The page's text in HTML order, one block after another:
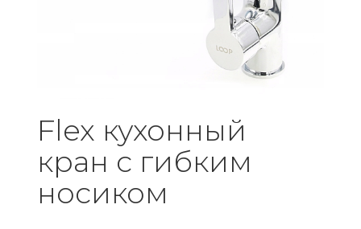
Flex кухонный
кран с гибким
носиком